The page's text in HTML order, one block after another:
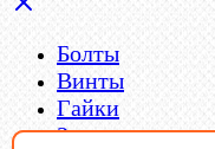
Болты
Винты
Гайки
Заклепки